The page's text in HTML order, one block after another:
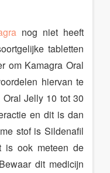
nog niet heeft
tabletten
om Kamagra Oral
hiervan te
Jelly 10 tot 30
en dit is dan
stof is Sildenafil
is ook meteen de
dit medicijn